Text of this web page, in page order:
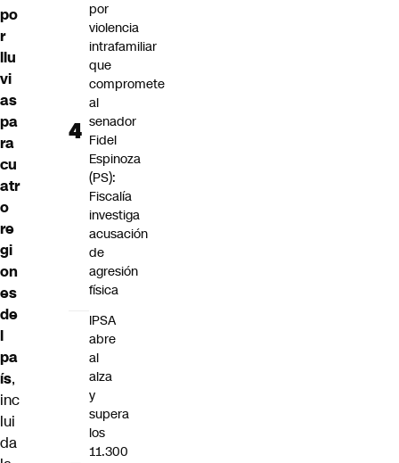
po
r
llu
vi
as
pa
ra
cu
atr
o
re
gi
on
es
de
l
pa
ís,
inc
lui
da
por
violencia
intrafamiliar
que
compromete
al
senador
Fidel
Espinoza
(PS):
Fiscalía
investiga
acusación
de
agresión
física
IPSA
abre
al
alza
y
supera
los
11.300